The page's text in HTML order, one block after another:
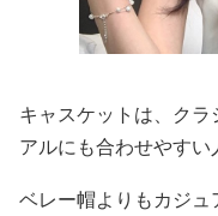
キャスケットは、ク
アルにも合わせやすい
ベレー帽よりもカジュ